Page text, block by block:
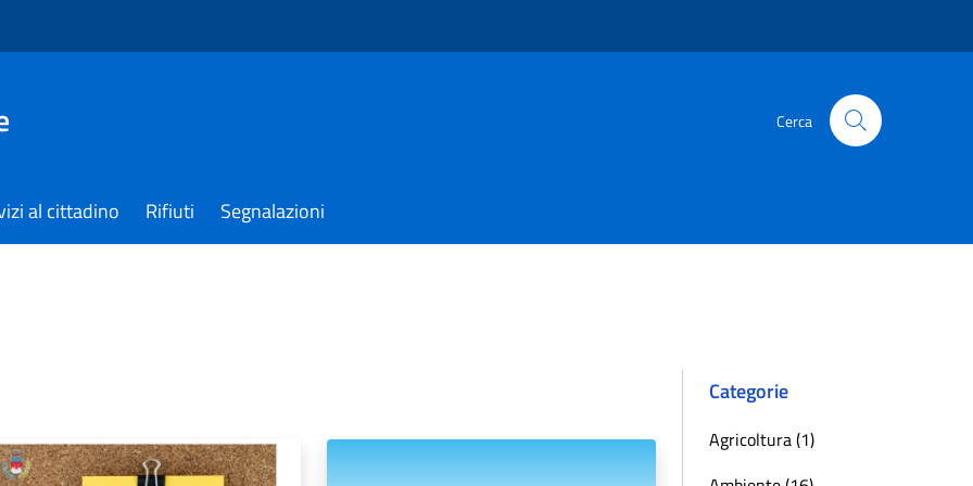
Cerca
al cittadino Rifiuti Segnalazioni
Categorie
Agricoltura (1)